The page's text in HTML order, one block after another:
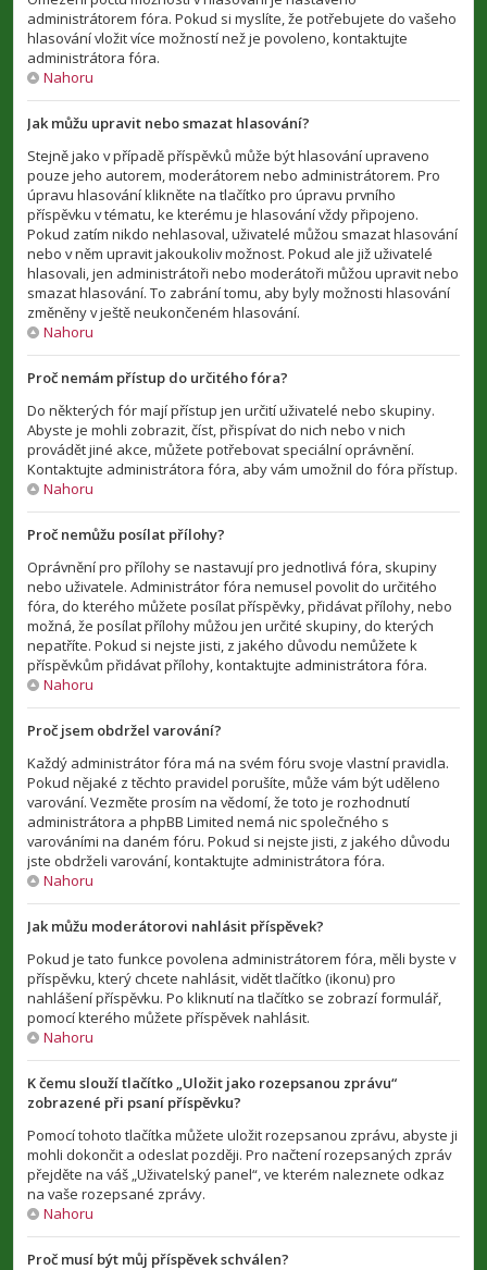
administrátorem fóra. Pokud si myslíte, že potřebujete do vašeho
hlasování vložit více možností než je povoleno, kontaktujte
administrátora fóra.
Nahoru
Jak můžu upravit nebo smazat hlasování?
Stejně jako v případě příspěvků může být hlasování upraveno
pouze jeho autorem, moderátorem nebo administrátorem. Pro
úpravu hlasování klikněte na tlačítko pro úpravu prvního
příspěvku v tématu, ke kterému je hlasování vždy připojeno.
Pokud zatím nikdo nehlasoval, uživatelé můžou smazat hlasování
nebo v něm upravit jakoukoliv možnost. Pokud ale již uživatelé
hlasovali, jen administrátoři nebo moderátoři můžou upravit nebo
smazat hlasování. To zabrání tomu, aby byly možnosti hlasování
změněny v ještě neukončeném hlasování.
Nahoru
Proč nemám přístup do určitého fóra?
Do některých fór mají přístup jen určití uživatelé nebo skupiny.
Abyste je mohli zobrazit, číst, přispívat do nich nebo v nich
provádět jiné akce, můžete potřebovat speciální oprávnění.
Kontaktujte administrátora fóra, aby vám umožnil do fóra přístup.
Nahoru
Proč nemůžu posílat přílohy?
Oprávnění pro přílohy se nastavují pro jednotlivá fóra, skupiny
nebo uživatele. Administrátor fóra nemusel povolit do určitého
fóra, do kterého můžete posílat příspěvky, přidávat přílohy, nebo
možná, že posílat přílohy můžou jen určité skupiny, do kterých
nepatříte. Pokud si nejste jisti, z jakého důvodu nemůžete k
příspěvkům přidávat přílohy, kontaktujte administrátora fóra.
Nahoru
Proč jsem obdržel varování?
Každý administrátor fóra má na svém fóru svoje vlastní pravidla.
Pokud nějaké z těchto pravidel porušíte, může vám být uděleno
varování. Vezměte prosím na vědomí, že toto je rozhodnutí
administrátora a phpBB Limited nemá nic společného s
varováními na daném fóru. Pokud si nejste jisti, z jakého důvodu
jste obdrželi varování, kontaktujte administrátora fóra.
Nahoru
Jak můžu moderátorovi nahlásit příspěvek?
Pokud je tato funkce povolena administrátorem fóra, měli byste v
příspěvku, který chcete nahlásit, vidět tlačítko (ikonu) pro
nahlášení příspěvku. Po kliknutí na tlačítko se zobrazí formulář,
pomocí kterého můžete příspěvek nahlásit.
Nahoru
K čemu slouží tlačítko „Uložit jako rozepsanou zprávu“
zobrazené při psaní příspěvku?
Pomocí tohoto tlačítka můžete uložit rozepsanou zprávu, abyste ji
mohli dokončit a odeslat později. Pro načtení rozepsaných zpráv
přejděte na váš „Uživatelský panel“, ve kterém naleznete odkaz
na vaše rozepsané zprávy.
Nahoru
Proč musí být můj příspěvek schválen?